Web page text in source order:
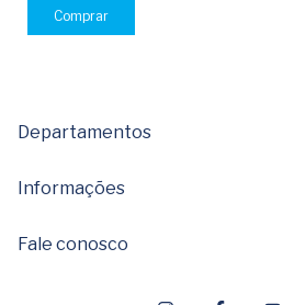
Comprar
Departamentos
Informações
Fale conosco